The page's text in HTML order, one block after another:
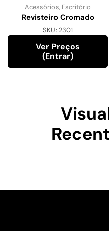
Acessórios, Escritório
Revisteiro Cromado
SKU: 2301
Ver Preços
(entrar)